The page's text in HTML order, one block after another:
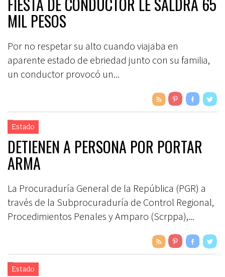
MIL PESOS
Por no respetar su alto cuando viajaba en
aparente estado de ebriedad junto con su familia,
un conductor provocó un...
Estado
DETIENEN A PERSONA POR PORTAR
ARMA
La Procuraduría General de la República (PGR) a
través de la Subprocuraduría de Control Regional,
Procedimientos Penales y Amparo (Scrppa),...
Estado